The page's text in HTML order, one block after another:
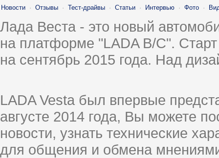
Новости · Отзывы · Тест-драйвы · Статьи · Интервью · Фото ·
Лада Веста - это новый
на платформе "LADA B/C".
на сентябрь 2015 года. Над
LADA Vesta был впервые
августе 2014 года, Вы можете
новости, узнать технические
для общения и обмена